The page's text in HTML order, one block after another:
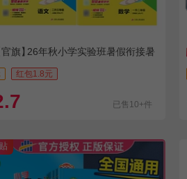
旗】26年秋小学实验班暑假衔接暑
红包1.8元
已售10+件